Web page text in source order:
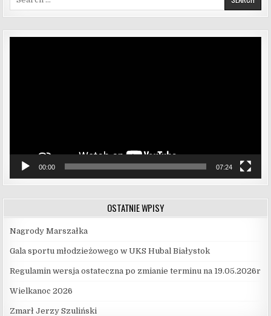
00:00 07:24
OSTATNIE WPISY
Nagrody Marszałka
Gala sportu młodzieżowego w UKS Hubal Białystok
Regulamin wersja ostateczna po zmianie terminu na 19.05.2026r
Wielkanoc 2026
Zmarł Jerzy Szuliński